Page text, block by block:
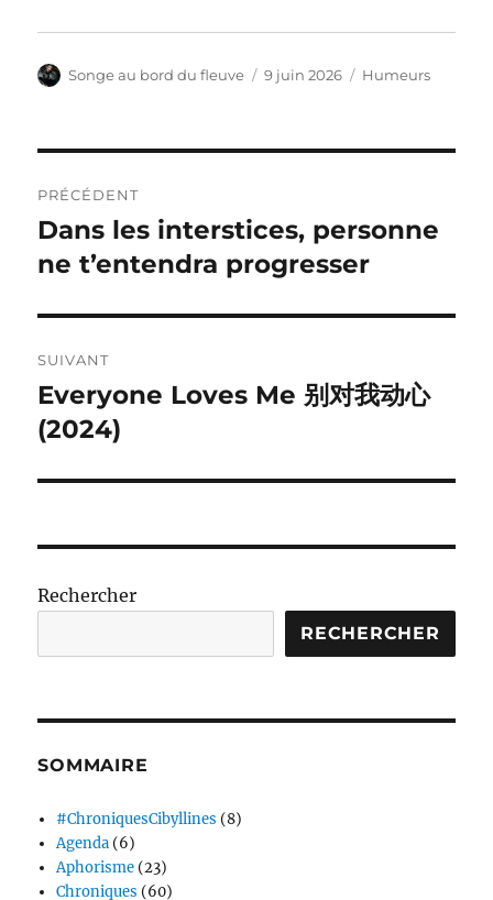
Auteur
Songe au bord du fleuve
Publié
9 juin 2026 Catégories
Humeurs
de
l’article
PRÉCÉDENT
Publication
précédente :
Dans les interstices, personne
ne t’entendra progresser
SUIVANT
Publication
suivante :
Everyone Loves Me 别对我动心
(2024)
Rechercher
RECHERCHER
SOMMAIRE
#ChroniquesCibyllines (8)
Agenda(6)
Aphorisme(23)
Chroniques (60)